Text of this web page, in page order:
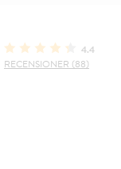
4.4
RECENSIONER (88)